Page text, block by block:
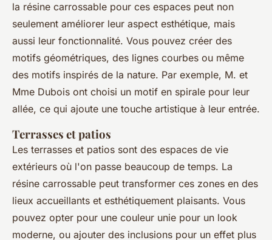
la résine carrossable pour ces espaces peut non
seulement améliorer leur aspect esthétique, mais
aussi leur fonctionnalité. Vous pouvez créer des
motifs géométriques, des lignes courbes ou même
des motifs inspirés de la nature. Par exemple, M. et
Mme Dubois ont choisi un motif en spirale pour leur
allée, ce qui ajoute une touche artistique à leur entrée.
Terrasses et patios
Les terrasses et patios sont des espaces de vie
extérieurs où l'on passe beaucoup de temps. La
résine carrossable peut transformer ces zones en des
lieux accueillants et esthétiquement plaisants. Vous
pouvez opter pour une couleur unie pour un look
moderne, ou ajouter des inclusions pour un effet plus